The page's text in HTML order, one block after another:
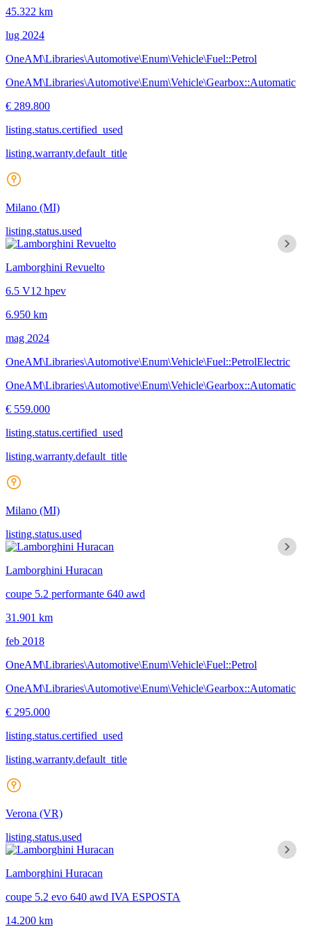
45.322 km
lug 2024
OneAM\Libraries\Automotive\Enum\Vehicle\Fuel::Petrol
OneAM\Libraries\Automotive\Enum\Vehicle\Gearbox::Automatic
€ 289.800
listing.status.certified_used
listing.warranty.default_title
Milano (MI)
listing.status.used
Lamborghini Revuelto
6.5 V12 hpev
6.950 km
mag 2024
OneAM\Libraries\Automotive\Enum\Vehicle\Fuel::PetrolElectric
OneAM\Libraries\Automotive\Enum\Vehicle\Gearbox::Automatic
€ 559.000
listing.status.certified_used
listing.warranty.default_title
Milano (MI)
listing.status.used
Lamborghini Huracan
coupe 5.2 performante 640 awd
31.901 km
feb 2018
OneAM\Libraries\Automotive\Enum\Vehicle\Fuel::Petrol
OneAM\Libraries\Automotive\Enum\Vehicle\Gearbox::Automatic
€ 295.000
listing.status.certified_used
listing.warranty.default_title
Verona (VR)
listing.status.used
Lamborghini Huracan
coupe 5.2 evo 640 awd IVA ESPOSTA
14.200 km